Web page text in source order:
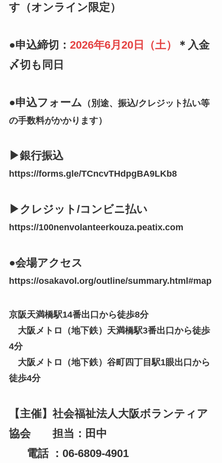
す（オンライン限定）
●申込締切： 2026年6月20日（土）
＊入金
〆切も同日
●申込フォーム （別途、振込/クレジット払い等
の手数料がかかります）
▶銀行振込
https://forms.gle/TCncvTHdpgBA9LKb8
▶クレジット/コンビニ払い
https://100nenvolanteerkouza.peatix.com
●会場アクセス
https://osakavol.org/outline/summary.html#map
京阪天満橋駅14番出口から徒歩8分
大阪メトロ（地下鉄）天満橋駅3番出口から徒歩
4分
大阪メトロ（地下鉄）谷町四丁目駅1眼出口から
徒歩4分
【主催】社会福祉法人大阪ボランティア
協会 担当：田中
電話 ：06-6809-4901